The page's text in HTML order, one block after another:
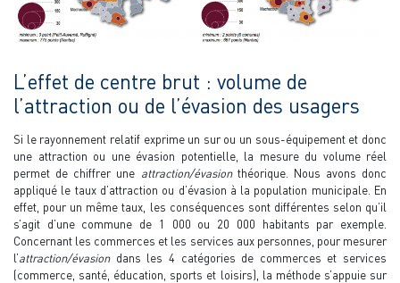
L’effet de centre brut : volume de
l’attraction ou de l’évasion des usagers
Si le rayonnement relatif exprime un sur ou un sous-équipement et donc
une attraction ou une évasion potentielle, la mesure du volume réel
permet de chiffrer une attraction/évasionthéorique. Nous avons donc
appliqué le taux d’attraction ou d’évasion à la population municipale. En
effet, pour un même taux, les conséquences sont différentes selon qu’il
s’agit d’une commune de 1 000 ou 20 000 habitants par exemple.
Concernant les commerces et les services aux personnes, pour mesurer
l’attraction/évasiondans les 4 catégories de commerces et services
(commerce, santé, éducation, sports et loisirs), la méthode s’appuie sur